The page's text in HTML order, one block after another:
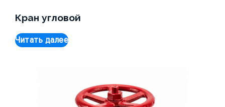
Кран угловой
Читать далее